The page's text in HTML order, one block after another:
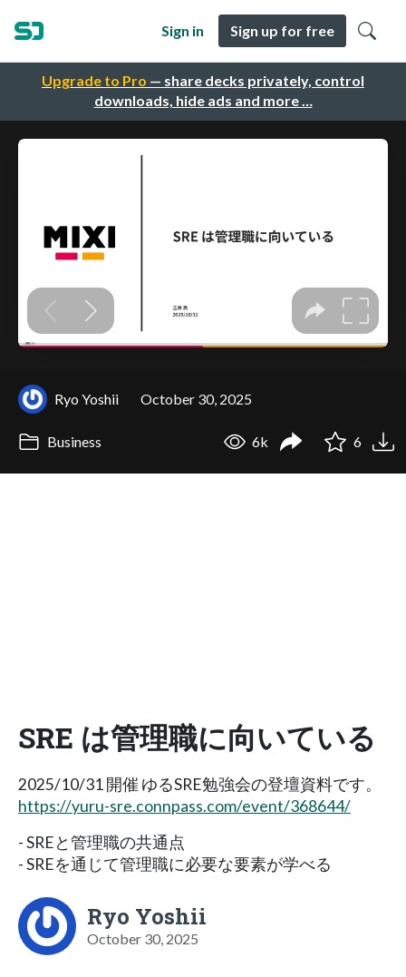
Upgrade to Pro — share decks privately, control
downloads, hide ads and more …
Sign in Sign up for free
Ryo Yoshii October 30, 2025
Business 6k 6
SRE は管理職に向いている
2025/10/31 開催 ゆるSRE勉強会の登壇資料です。
https://yuru-sre.connpass.com/event/368644/
- SREと管理職の共通点
- SREを通じて管理職に必要な要素が学べる
Ryo Yoshii
October 30, 2025